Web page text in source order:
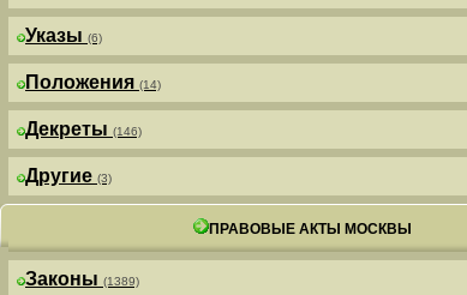
Указы (6)
Положения (14)
Декреты (146)
Другие (3)
ПРАВОВЫЕ АКТЫ МОСКВЫ
Законы (1389)